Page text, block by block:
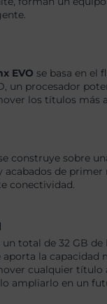
EVO se basa en el
un procesador
los títulos más
construye sobre
acabados de primer
conectividad.
total de 32 GB de
aporta la capacidad
cualquier título
ampliarlo en un